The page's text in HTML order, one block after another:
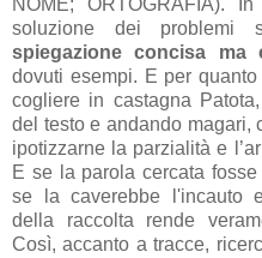
soluzione dei problemi
spiegazione concisa ma
dovuti esempi. E per
cogliere in castagna
del testo e andando magari,
ipotizzarne la parzialità e
E se la parola cercata
se la caverebbe l'incauto
della raccolta rende
Così, accanto a tracce,